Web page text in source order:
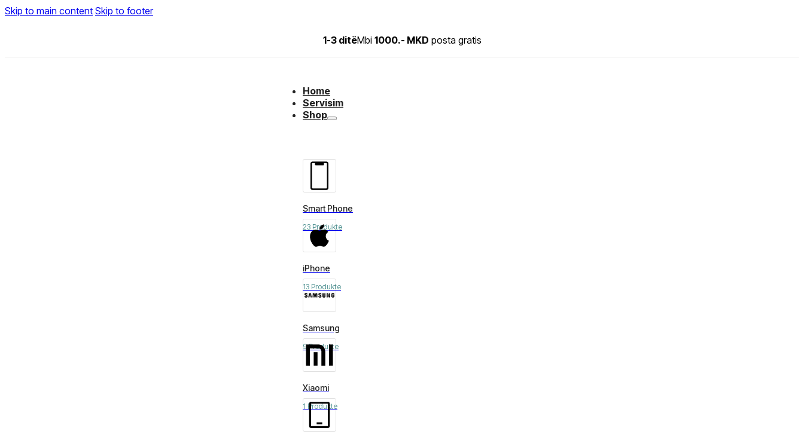
Skip to main content Skip to footer
1-3 ditëMbi 1000.- MKD posta gratis
Home
Servisim
Shop
Smart Phone
23 Produkte
iPhone
13 Produkte
Samsung
9 Produkte
Xiaomi
1 Produkte